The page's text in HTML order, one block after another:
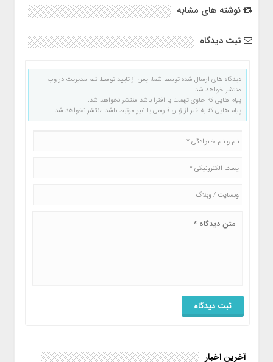
نوشته های مشابه
ثبت دیدگاه
دیدگاه های ارسال شده توسط شما، پس از تایید توسط تیم مدیریت در وب
منتشر خواهد شد.
پیام هایی که حاوی تهمت یا افترا باشد منتشر نخواهد شد.
پیام هایی که به غیر از زبان فارسی یا غیر مرتبط باشد منتشر نخواهد شد.
آخرین اخبار